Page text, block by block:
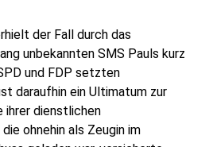
der Fall durch das
unbekannten SMS Pauls kurz
und FDP setzten
daraufhin ein Ultimatum zur
ihrer dienstlichen
ohnehin als Zeugin im